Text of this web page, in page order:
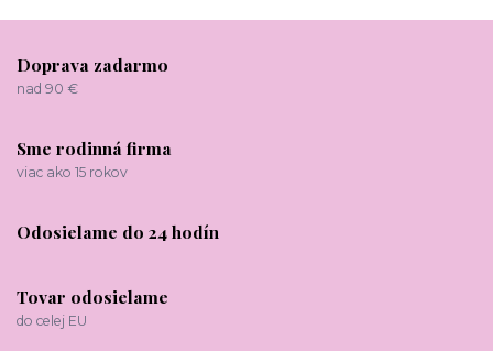
Doprava zadarmo
nad 90 €
Sme rodinná firma
viac ako 15 rokov
Odosielame do 24 hodín
Tovar odosielame
do celej EU